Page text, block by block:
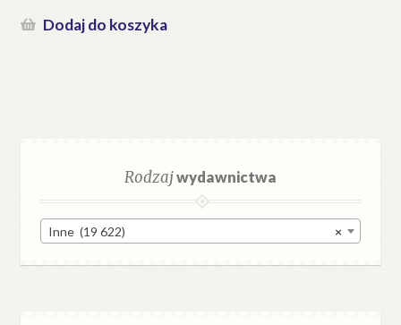
Dodaj do koszyka
Rodzajwydawnictwa
×
Inne (19 622)